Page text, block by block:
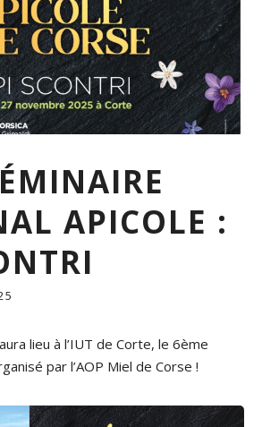
APICOLE :
lieu à l’IUT de Corte, le 6ème
par l’AOP Miel de Corse !